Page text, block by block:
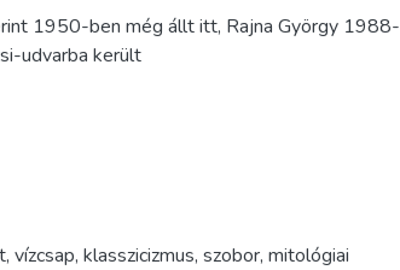
1950-ben még állt itt, Rajna György 1988-
udvarba került
, vízcsap, klasszicizmus, szobor, mitológiai